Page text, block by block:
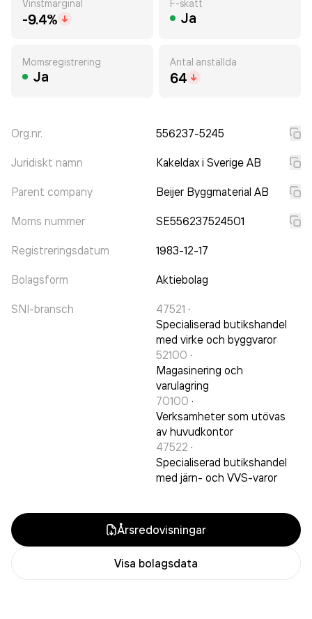
Vinstmarginal
-9.4%
F-skatt
Ja
Momsregistrering
Ja
Antal anställda
64
Org.nr. 556237-5245
Juridiskt namn Kakeldax i Sverige AB
Parent company Beijer Byggmaterial AB
Moms nummer SE556237524501
Registreringsdatum 1983-12-17
Bolagsform Aktiebolag
SNI-bransch 47521 ·
Specialiserad butikshandel
med virke och byggvaror
52100 ·
Magasinering och
varulagring
70100 ·
Verksamheter som utövas
av huvudkontor
47522 ·
Specialiserad butikshandel
med järn- och VVS-varor
Årsredovisningar
Visa bolagsdata